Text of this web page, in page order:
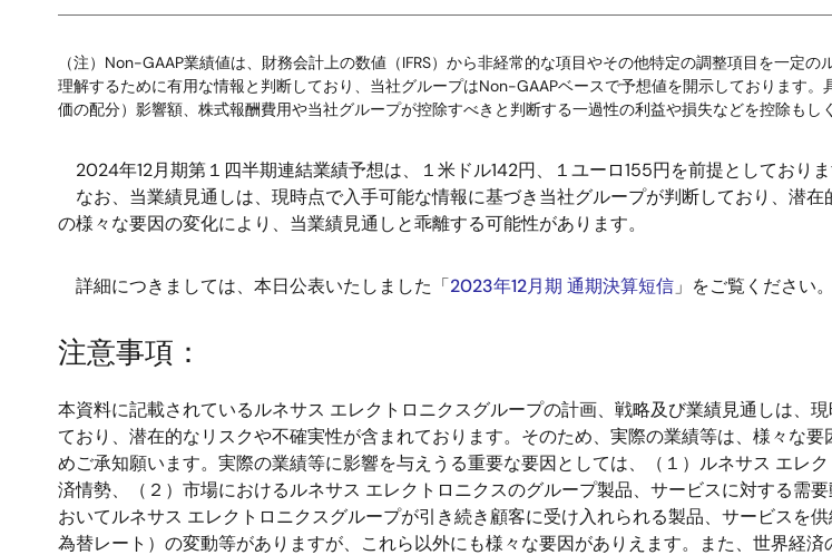
（注）Non-GAAP業績値は、財務会計上の数値（IFRS）から非経常的な項目やその他特定の調整項目を一定
理解するために有用な情報と判断しており、当社グループはNon-GAAPベースで予想値を開示しております
価の配分）影響額、株式報酬費用や当社グループが控除すべきと判断する一過性の利益や損失などを控除もし
2024年12月期第１四半期連結業績予想は、１米ドル142円、１ユーロ155円を前提としておりま
なお、当業績見通しは、現時点で入手可能な情報に基づき当社グループが判断しており、潜
の様々な要因の変化により、当業績見通しと乖離する可能性があります。
詳細につきましては、本日公表いたしました「2023年12月期 通期決算短信 」をご覧ください。
注意事項：
本資料に記載されているルネサス エレクトロニクスグループの計画、戦略及び業績見通しは、
ており、潜在的なリスクや不確実性が含まれております。そのため、実際の業績等は、様々な
めご承知願います。実際の業績等に影響を与えうる重要な要因としては、（１）ルネサス エレ
済情勢、（２）市場におけるルネサス エレクトロニクスのグループ製品、サービスに対する需
おいてルネサス エレクトロニクスグループが引き続き顧客に受け入れられる製品、サービスを
為替レート）の変動等がありますが、これら以外にも様々な要因がありえます。また、世界経